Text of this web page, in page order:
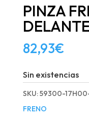
PINZA
82,93€
Sin existencias
SKU:59300-
FRENO